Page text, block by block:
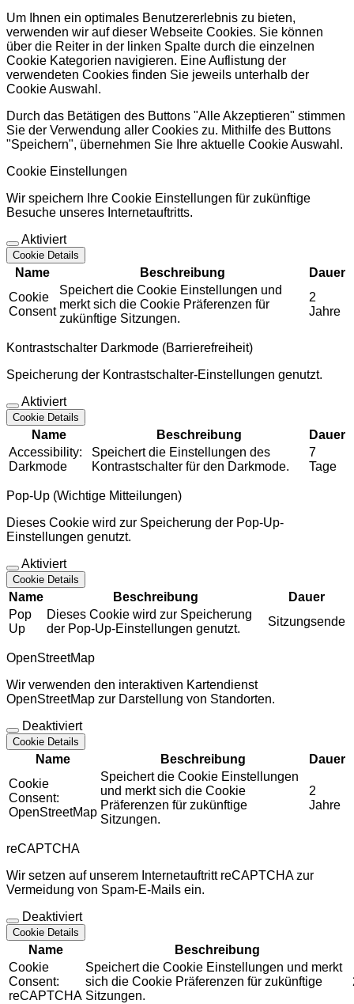
Um Ihnen ein optimales Benutzererlebnis zu bieten,
verwenden wir auf dieser Webseite Cookies. Sie können
über die Reiter in der linken Spalte durch die einzelnen
Cookie Kategorien navigieren. Eine Auflistung der
verwendeten Cookies finden Sie jeweils unterhalb der
Cookie Auswahl.
Durch das Betätigen des Buttons "Alle Akzeptieren" stimmen
Sie der Verwendung aller Cookies zu. Mithilfe des Buttons
"Speichern", übernehmen Sie Ihre aktuelle Cookie Auswahl.
Cookie Einstellungen
Wir speichern Ihre Cookie Einstellungen für zukünftige
Besuche unseres Internetauftritts.
Aktiviert
Cookie Details
Name Beschreibung
Dauer
Cookie
Consent
Speichert die Cookie Einstellungen und
merkt sich die Cookie Präferenzen für
zukünftige Sitzungen.
2
Jahre
Kontrastschalter Darkmode (Barrierefreiheit)
Speicherung der Kontrastschalter-Einstellungen genutzt.
Aktiviert
Cookie Details
Name Beschreibung
Dauer
Accessibility:
Darkmode
Speichert die Einstellungen des
Kontrastschalter für den Darkmode.
7
Tage
Pop-Up (Wichtige Mitteilungen)
Dieses Cookie wird zur Speicherung der Pop-Up-
Einstellungen genutzt.
Aktiviert
Cookie Details
Name Beschreibung
Dauer
Pop
Up
Dieses Cookie wird zur Speicherung
der Pop-Up-Einstellungen genutzt.
Sitzungsende
OpenStreetMap
Wir verwenden den interaktiven Kartendienst
OpenStreetMap zur Darstellung von Standorten.
Deaktiviert
Cookie Details
Name Beschreibung
Dauer
Cookie
Consent:
OpenStreetMap
Speichert die Cookie Einstellungen
und merkt sich die Cookie
Präferenzen für zukünftige
Sitzungen.
2
Jahre
reCAPTCHA
Wir setzen auf unserem Internetauftritt reCAPTCHA zur
Vermeidung von Spam-E-Mails ein.
Deaktiviert
Cookie Details
Name
Beschreibung
Cookie
Consent:
reCAPTCHA
Speichert die Cookie Einstellungen und merkt
sich die Cookie Präferenzen für zukünftige
Sitzungen.